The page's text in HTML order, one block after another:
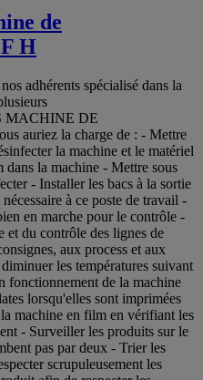
de
H
adhérents spécialisé dans la
MACHINE DE
auriez la charge de : - Mettre
la machine et le matériel
la machine - Mettre sous
- Installer les bacs à la sortie
à ce poste de travail -
en marche pour le contrôle -
et du contrôle des lignes de
aux process et aux
les températures suivant
fonctionnement de la machine
lorsqu'elles sont imprimées
machine en film en vérifiant les
- Surveiller les produits sur le
pas par deux - Trier les
scrupuleusement les